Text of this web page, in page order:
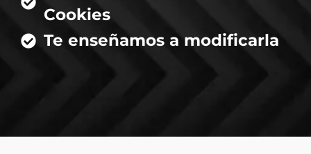
Cookies
Te enseñamos a modificarla